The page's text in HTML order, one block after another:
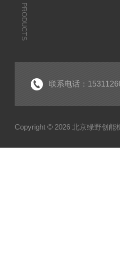
PRODUCTS
联系电话：
Copyright © 2026 北京绿野创